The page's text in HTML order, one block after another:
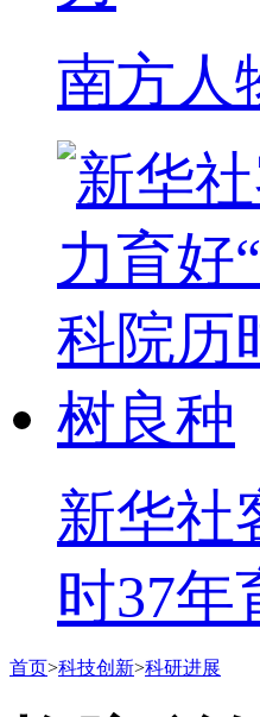
南方人
新华社
时37年
首页>科技创新>科研进展